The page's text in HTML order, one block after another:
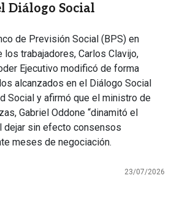
Diálogo Social
de Previsión Social (BPS) en
los trabajadores, Carlos Clavijo,
Ejecutivo modificó de forma
alcanzados en el Diálogo Social
Social y afirmó que el ministro de
Gabriel Oddone “dinamitó el
dejar sin efecto consensos
meses de negociación.
23/07/2026